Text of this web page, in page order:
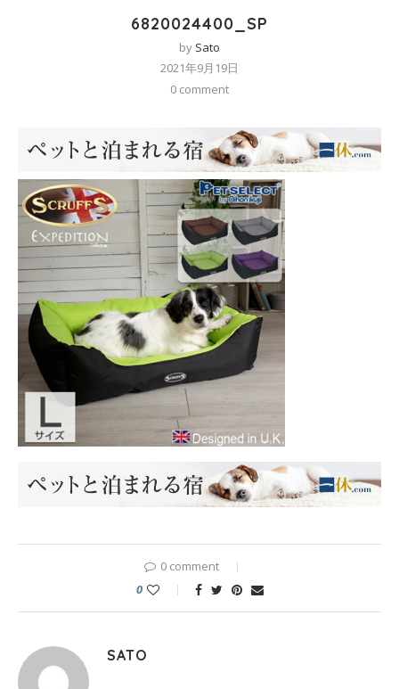
6820024400_SP
by Sato
2021年9月19日
0 comment
0 comment
0
SATO